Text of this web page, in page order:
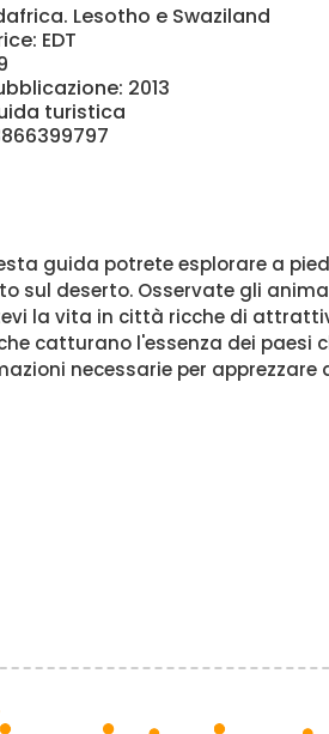
Lesotho e Swaziland
EDT
2013
turistica
guida potrete esplorare a
sul deserto. Osservate gli
la vita in città ricche di
catturano l'essenza dei paesi
necessarie per